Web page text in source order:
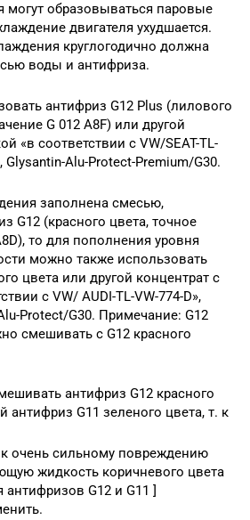
могут образовываться паровые
двигателя ухудшается.
круглогодично должна
воды и антифриза.
антифриз G12 Plus (лилового
G 012 A8F) или другой
«в соответствии с VW/SEAT-TL-
Glysantin-Alu-Protect-Premium/G30.
заполнена смесью,
G12 (красного цвета, точное
то для пополнения уровня
можно также использовать
цвета или другой концентрат с
с VW/ AUDI-TL-VW-774-D»,
Protect/G30. Примечание: G12
смешивать с G12 красного
антифриз G12 красного
антифриз G11 зеленого цвета, т. к
очень сильному повреждению
жидкость коричневого цвета
антифризов G12 и G11 ]